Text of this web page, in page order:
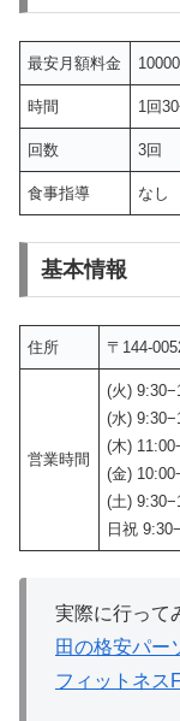
最安月額料金
時間 1回
回数 3回
食事指導 なし
基本情報
住所 〒144-
営業時間
(火)
(水)
(木)
(金)
(土)
日祝
実際に行って
田の格安パー
フィットネス